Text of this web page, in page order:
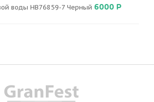
воды HB76859-7 Черный 6000 Р